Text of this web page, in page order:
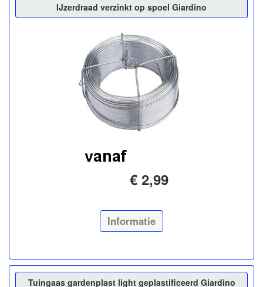
IJzerdraad verzinkt op spoel Giardino
€ 2,99
Informatie
Tuingaas gardenplast light geplastificeerd Giardino